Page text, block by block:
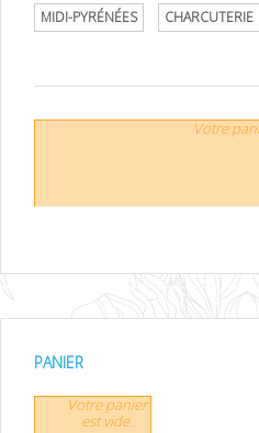
MIDI-PYRÉNÉES CHARCUTERIE
Votre
PANIER
Votre panier
est vide.